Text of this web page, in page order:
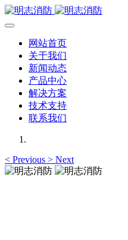
网站首页
关于我们
新闻动态
产品中心
解决方案
技术支持
联系我们
< Previous > Next